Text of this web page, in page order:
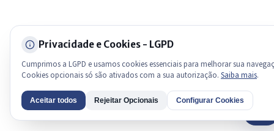
Privacidade e Cookies - LGPD
Cumprimos a LGPD e usamos cookies essenciais para melhorar sua
Cookies opcionais só são ativados com a sua autorização. Saiba mais.
Aceitar todos Rejeitar Opcionais Configurar Cookies